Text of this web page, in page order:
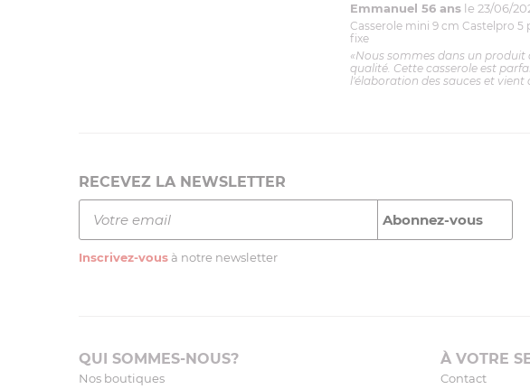
Emmanuel 56 ans le 23/06/
Casserole mini 9 cm Castelpro 5
fixe
«Nous sommes dans un produit
qualité. Cette casserole est
l'élaboration des sauces et vient
RECEVEZ LA NEWSLETTER
Inscrivez-vous à notre newsletter
QUI SOMMES-NOUS?
Nos boutiques
À VOTRE
Contact